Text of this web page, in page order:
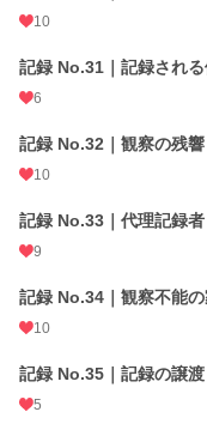
10
記録 No.31｜記録され
6
記録 No.32｜観察の残
10
記録 No.33｜代理記録
9
記録 No.34｜観察不能
10
記録 No.35｜記録の譲
5